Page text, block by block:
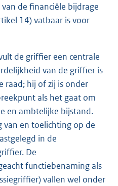
de financiële bijdrage
14) vatbaar is voor
de griffier een centrale
van de griffier is
raad; hij of zij is onder
als het gaat om
en ambtelijke bijstand.
van en toelichting op de
in de
De
functiebenaming als
vallen wel onder